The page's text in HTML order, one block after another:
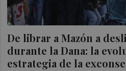
De librar a Mazón a
durante la Dana: la
estrategia de la